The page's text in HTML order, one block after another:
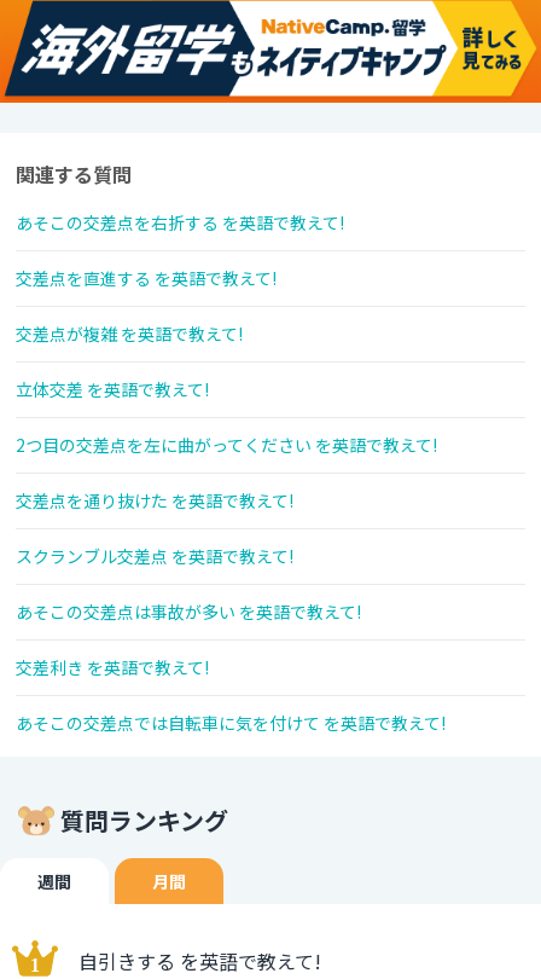
関連する質問
あそこの交差点を右折する を英語で教えて!
交差点を直進する を英語で教えて!
交差点が複雑 を英語で教えて!
立体交差 を英語で教えて!
2つ目の交差点を左に曲がってください を英語で教えて!
交差点を通り抜けた を英語で教えて!
スクランブル交差点 を英語で教えて!
あそこの交差点は事故が多い を英語で教えて!
交差利き を英語で教えて!
あそこの交差点では自転車に気を付けて を英語で教えて!
質問ランキング
週間 月間
自引きする を英語で教えて!